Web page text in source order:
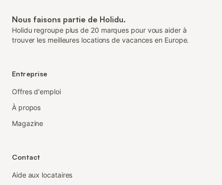
Nous faisons partie de Holidu.
Holidu regroupe plus de 20 marques pour vous aider à
trouver les meilleures locations de vacances en Europe.
Entreprise
Offres d'emploi
À propos
Magazine
Contact
Aide aux locataires